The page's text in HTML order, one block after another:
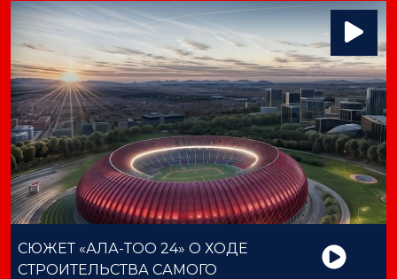
СЮЖЕТ «АЛА-ТОО 24» О ХОДЕ
СТРОИТЕЛЬСТВА САМОГО